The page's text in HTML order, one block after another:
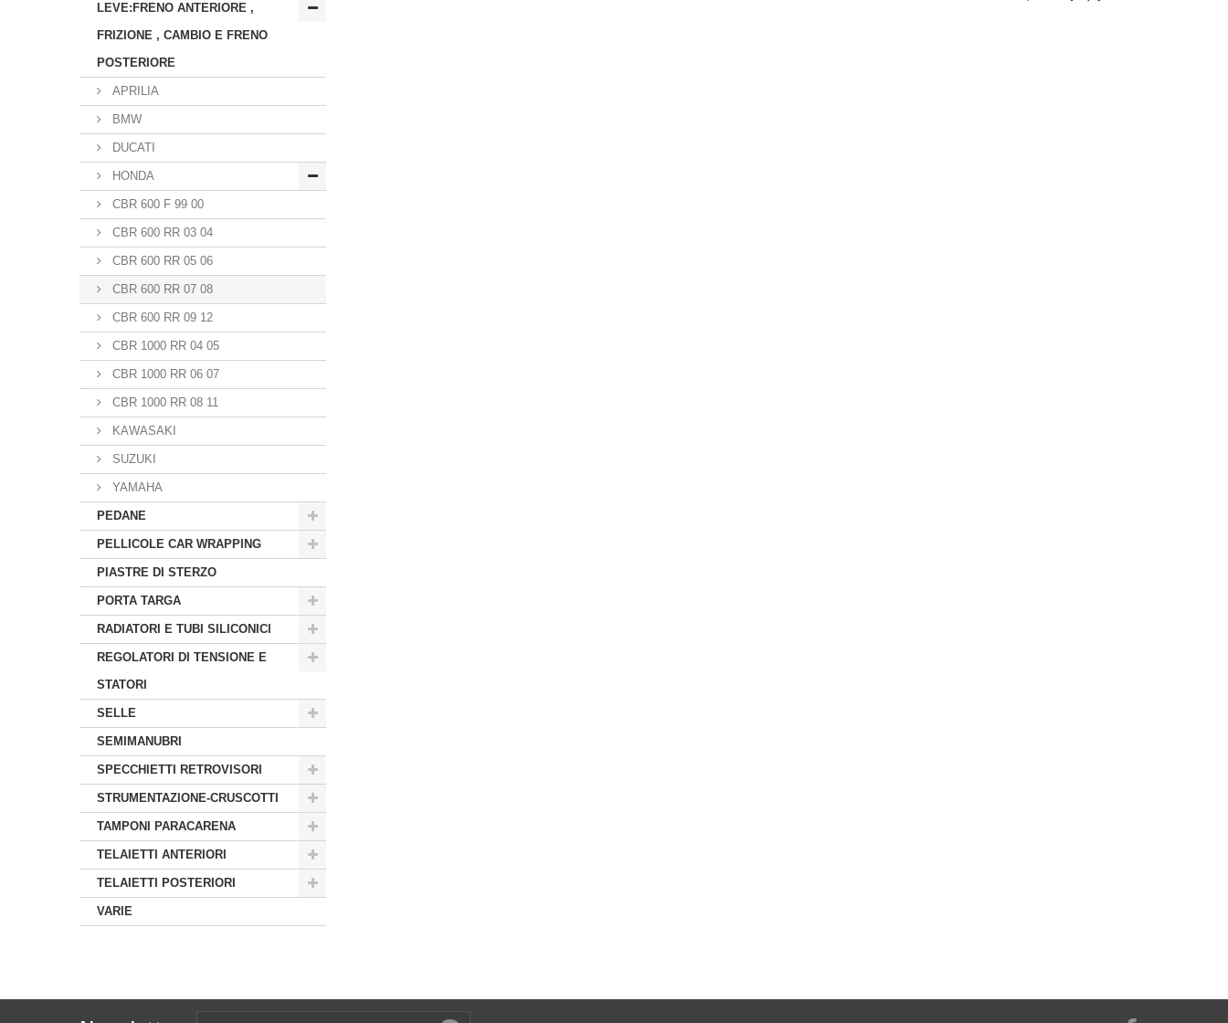
LEVE:FRENO ANTERIORE ,
FRIZIONE , CAMBIO E FRENO
POSTERIORE
APRILIA
BMW
DUCATI
HONDA
CBR 600 F 99 00
CBR 600 RR 03 04
CBR 600 RR 05 06
CBR 600 RR 07 08
CBR 600 RR 09 12
CBR 1000 RR 04 05
CBR 1000 RR 06 07
CBR 1000 RR 08 11
KAWASAKI
SUZUKI
YAMAHA
PEDANE
PELLICOLE CAR WRAPPING
PIASTRE DI STERZO
PORTA TARGA
RADIATORI E TUBI SILICONICI
REGOLATORI DI TENSIONE E
STATORI
SELLE
SEMIMANUBRI
SPECCHIETTI RETROVISORI
STRUMENTAZIONE-CRUSCOTTI
TAMPONI PARACARENA
TELAIETTI ANTERIORI
TELAIETTI POSTERIORI
VARIE